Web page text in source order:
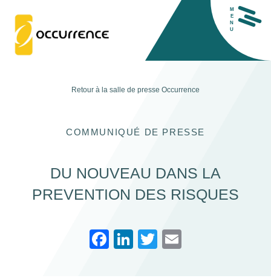
M
E
N
U
Retour à la salle de presse Occurrence
COMMUNIQUÉ DE PRESSE
DU NOUVEAU DANS LA
PREVENTION DES RISQUES
F
Li
T